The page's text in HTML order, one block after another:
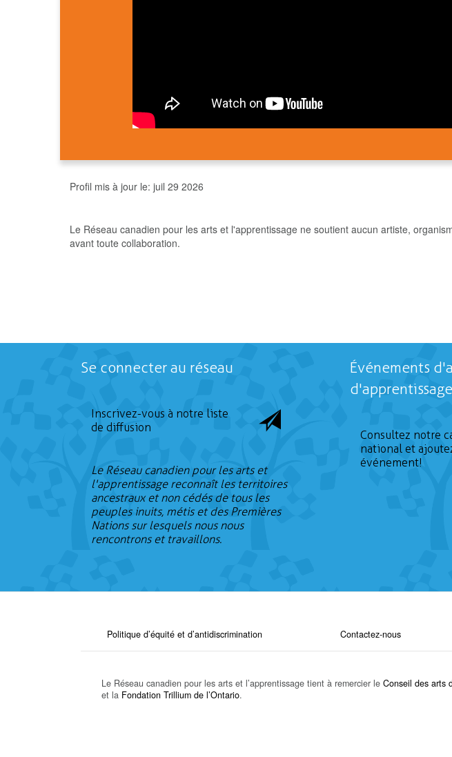
Profil mis à jour le: juil 29 2026
Le Réseau canadien pour les arts et l'apprentissage ne soutient aucun artiste,
avant toute collaboration.
Se connecter au réseau
Inscrivez-vous à notre liste
de diffusion
Le Réseau canadien pour les arts et
l'apprentissage reconnaît les territoires
ancestraux et non cédés de tous les
peuples inuits, métis et des Premières
Nations sur lesquels nous nous
rencontrons et travaillons.
Événements
d'apprentissage
Consultez notre
national et
événement!
Politique d’équité et d’antidiscrimination Contactez-nous
Le Réseau canadien pour les arts et l’apprentissage tient à remercier le Conseil des arts
et la Fondation Trillium de l’Ontario.